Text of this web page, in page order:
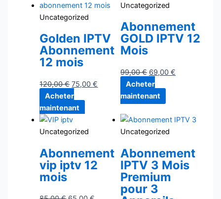
Uncategorized
Golden IPTV
Abonnement
12 mois
120,00€ 75,00€
Acheter
maintenant
Uncategorized
Abonnement
GOLD IPTV 12
Mois
99,00€ 69,00 €
Acheter
maintenant
Uncategorized
Abonnement
vip iptv 12
mois
Uncategorized
Abonnement
IPTV 3 Mois
Premium
pour 3